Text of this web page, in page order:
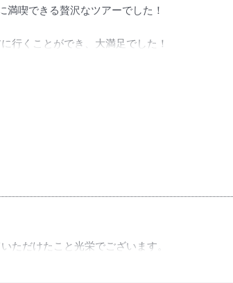
ッフ一同、楽しみにしております。
喫できる贅沢なツアーでした！
行くことができ、大満足でした！
ただけたこと光栄でございます。